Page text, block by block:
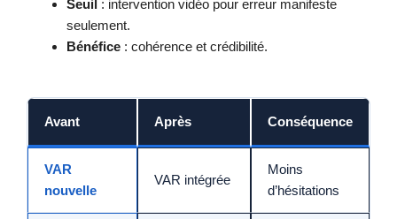
Seuil : intervention vidéo pour erreur manifeste
seulement.
Bénéfice : cohérence et crédibilité.
Avant Après Conséquence
VAR
nouvelle
VAR intégrée
Moins
d’hésitations